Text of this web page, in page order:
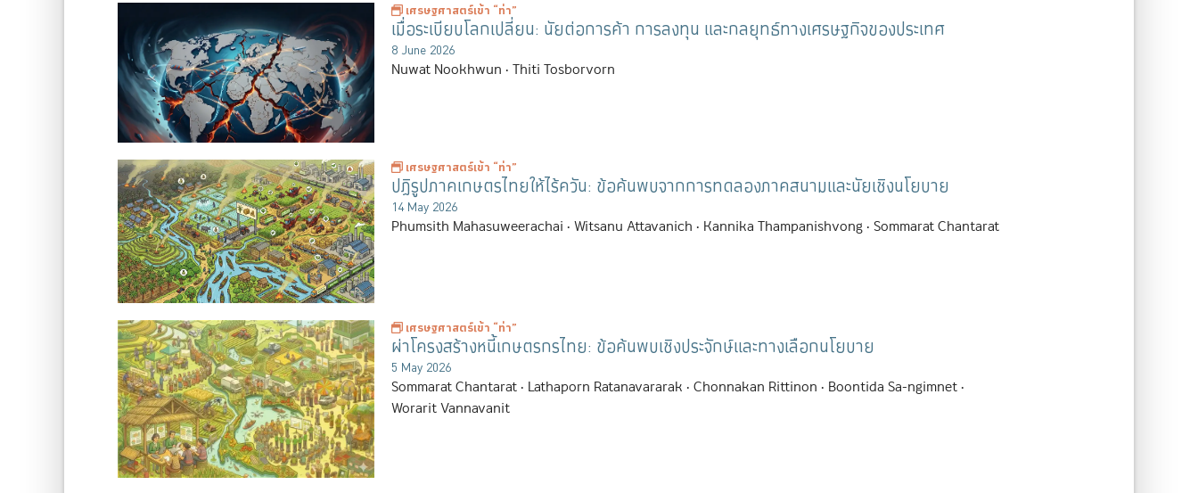
เศรษฐศาสตร์เข้า “ท่า”
เมื่อระเบียบโลกเปลี่ยน: นัยต่อการค้า การลงทุน และกลยุทธ์ทางเศรษฐกิจของประเทศ
8 June 2026
Nuwat Nookhwun Thiti Tosborvorn
เศรษฐศาสตร์เข้า “ท่า”
ปฏิรูปภาคเกษตรไทยให้ไร้ควัน: ข้อค้นพบจากการทดลองภาคสนามและนัยเชิงนโยบาย
14 May 2026
Phumsith Mahasuweerachai Witsanu Attavanich Kannika Thampanishvong Sommarat Chantarat
เศรษฐศาสตร์เข้า “ท่า”
ผ่าโครงสร้างหนี้เกษตรกรไทย: ข้อค้นพบเชิงประจักษ์และทางเลือกนโยบาย
5 May 2026
Sommarat Chantarat Lathaporn Ratanavararak Chonnakan Rittinon Boontida Sa-ngimnet
Worarit Vannavanit